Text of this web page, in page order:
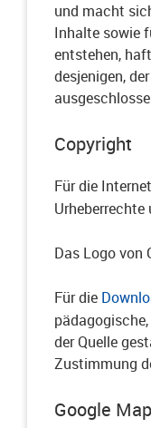
und macht
Inhalte sowie
entstehen,
desjenigen,
Copyright
Für die
Das Logo von
Für die
der Quelle
Zustimmung
Google